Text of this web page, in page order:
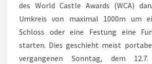
des World Castle Awards (WCA)
Umkreis von maximal 1000m um
Schloss oder eine Festung eine
starten. Dies geschieht meist
vergangenen Sonntag, dem